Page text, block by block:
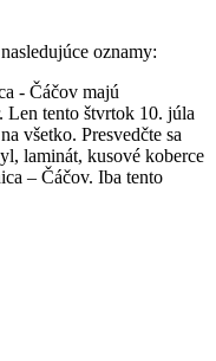
oznamy:
- Čáčov majú
Len tento štvrtok 10. júla
všetko. Presvedčte sa
laminát, kusové koberce
– Čáčov. Iba tento